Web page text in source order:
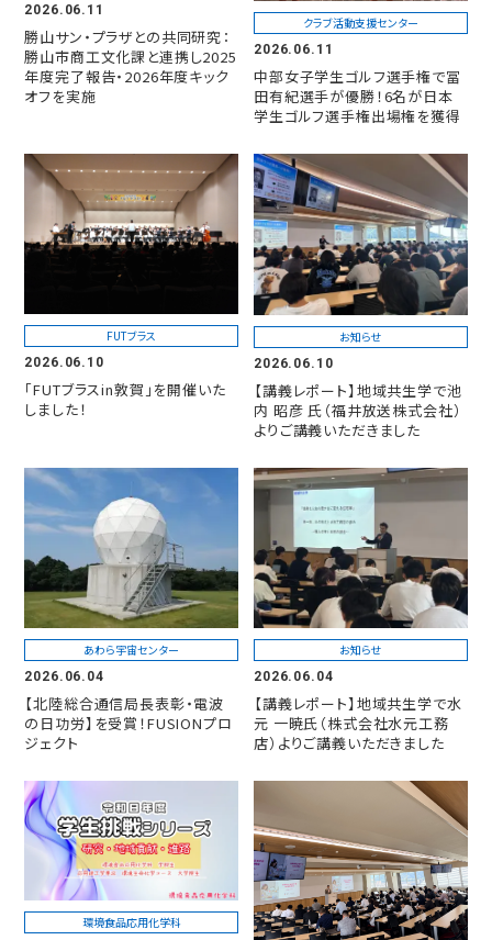
2026.06.11
勝山サン・プラザとの共同研究：
勝山市商工文化課と連携し2025
年度完了報告・2026年度キック
オフを実施
2026.06.11
クラブ活動支援センター
中部女子学生ゴルフ選手権で冨
田有紀選手が優勝！6名が日本
学生ゴルフ選手権出場権を獲得
2026.06.10
FUTブラス
「FUTブラスin敦賀」を開催いた
しました！
2026.06.10
お知らせ
【講義レポート】地域共生学で池
内 昭彦 氏（福井放送株式会社）
よりご講義いただきました
2026.06.04
あわら宇宙センター
【北陸総合通信局長表彰・電波
の日功労】を受賞！FUSIONプロ
ジェクト
2026.06.04
お知らせ
【講義レポート】地域共生学で水
元 一暁氏（株式会社水元工務
店）よりご講義いただきました
環境食品応用化学科